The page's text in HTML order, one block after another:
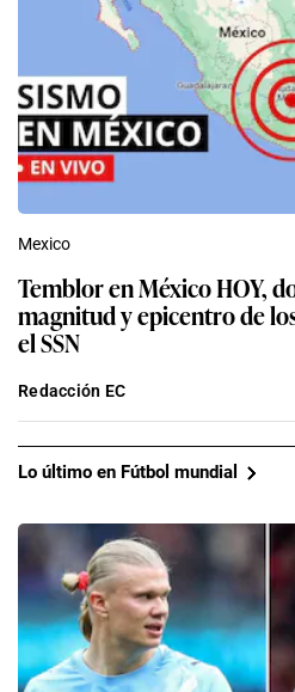
Mexico
Temblor en México HOY,
magnitud y epicentro de
el SSN
Redacción EC
Lo último en Fútbol mundial